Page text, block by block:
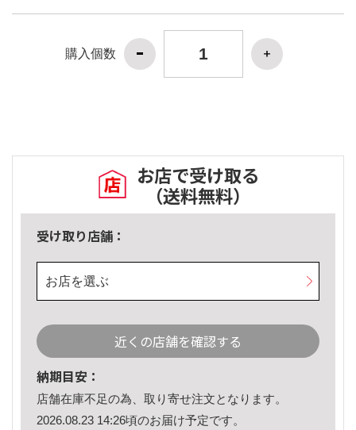
購入個数
お店で受け取る
（送料無料）
受け取り店舗：
お店を選ぶ
近くの店舗を確認する
納期目安：
店舗在庫不足の為、取り寄せ注文となります。
2026.08.23 14:26頃のお届け予定です。